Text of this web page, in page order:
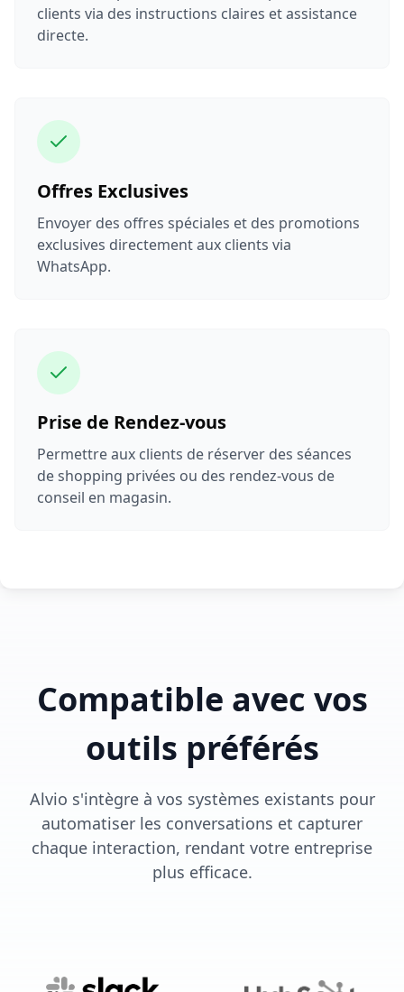
clients via des instructions claires et assistance
directe.
Offres Exclusives
Envoyer des offres spéciales et des promotions
exclusives directement aux clients via
WhatsApp.
Prise de Rendez-vous
Permettre aux clients de réserver des séances
de shopping privées ou des rendez-vous de
conseil en magasin.
Compatible avec vos
outils préférés
Alvio s'intègre à vos systèmes existants pour
automatiser les conversations et capturer
chaque interaction, rendant votre entreprise
plus efficace.